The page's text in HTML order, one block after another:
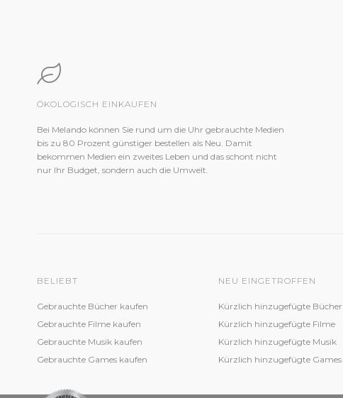
ÖKOLOGISCH EINKAUFEN
Bei Melando können Sie rund um die Uhr gebrauchte Medien
bis zu 80 Prozent günstiger bestellen als Neu. Damit
bekommen Medien ein zweites Leben und das schont nicht
nur Ihr Budget, sondern auch die Umwelt.
BELIEBT
Gebrauchte Bücher kaufen
Gebrauchte Filme kaufen
Gebrauchte Musik kaufen
Gebrauchte Games kaufen
NEU EINGETROFFEN
Kürzlich hinzugefügte Bücher
Kürzlich hinzugefügte Filme
Kürzlich hinzugefügte Musik
Kürzlich hinzugefügte Games